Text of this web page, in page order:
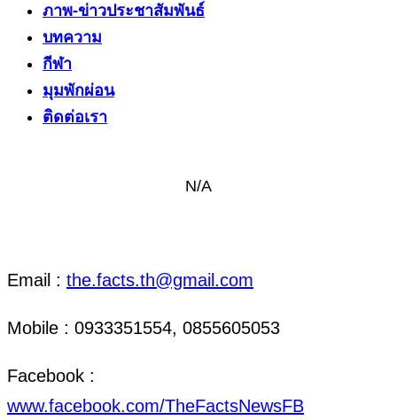
ภาพ-ข่าวประชาสัมพันธ์
บทความ
กีฬา
มุมพักผ่อน
ติดต่อเรา
N/A
Email : the.facts.th@gmail.com
Mobile : 0933351554, 0855605053
Facebook :
www.facebook.com/TheFactsNewsFB